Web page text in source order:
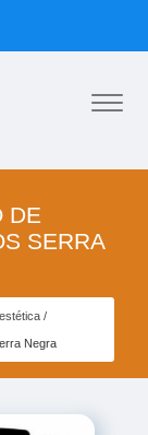
DE
SERRA
Negra